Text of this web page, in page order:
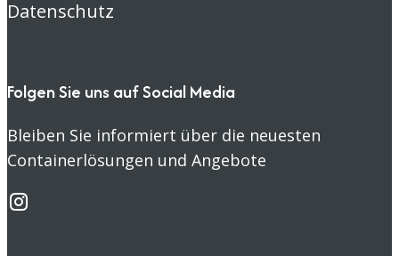
Datenschutz
Folgen Sie uns auf Social Media
Bleiben Sie informiert über die neuesten
Containerlösungen und Angebote